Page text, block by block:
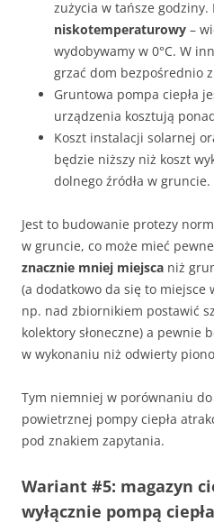
zużycia w tańsze
niskotemperaturowy –
wydobywamy w 0°C. W
grzać dom bezpośrednio
Gruntowa pompa ciepła
urządzenia kosztują
Koszt instalacji solarnej
będzie niższy niż koszt
dolnego źródła w gruncie.
Jest to budowanie protezy
w gruncie, co może mieć
znacznie mniej miejsca niż
(a dodatkowo da się to miejsce
np. nad zbiornikiem postawić
kolektory słoneczne) a pewnie
w wykonaniu niż odwierty
Tym niemniej w porównaniu
powietrznej pompy ciepła
pod znakiem zapytania.
Wariant #5: magazyn
wyłącznie pompą